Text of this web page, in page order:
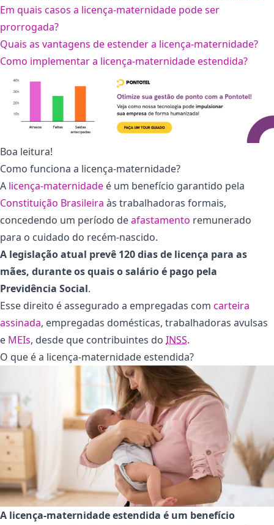
Em quais casos a licença-maternidade pode ser
prorrogada?
Quais as vantagens de estender a licença-maternidade?
Como implementar a licença-maternidade estendida?
Boa leitura!
Como funciona a licença-maternidade?
A licença-maternidade é um benefício garantido pela
Constituição Brasileira às trabalhadoras formais,
concedendo um período deafastamento remunerado
para o cuidado do recém-nascido.
A legislação atual prevê 120 dias de licença para as
mães, durante os quais o salário é pago pela
Previdência Social.
Esse direito é assegurado a empregadas com carteira
assinada, empregadas domésticas, trabalhadoras avulsas
e MEIs, desde que contribuintes do INSS.
O que é a licença-maternidade estendida?
A licença-maternidade estendida é um benefício